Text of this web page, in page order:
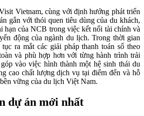
Vietnam, cùng với định hướng phát triển
gắn với thói quen tiêu dùng của du khách,
hạn của NCB trong việc kết nối tài chính và
động của ngành du lịch. Trong thời gian
ra mắt các giải pháp thanh toán số theo
và phù hợp hơn với từng hành trình trải
vào việc hình thành một hệ sinh thái du
cao chất lượng dịch vụ tại điểm đến và hỗ
vững của du lịch Việt Nam.
dự án mới nhất